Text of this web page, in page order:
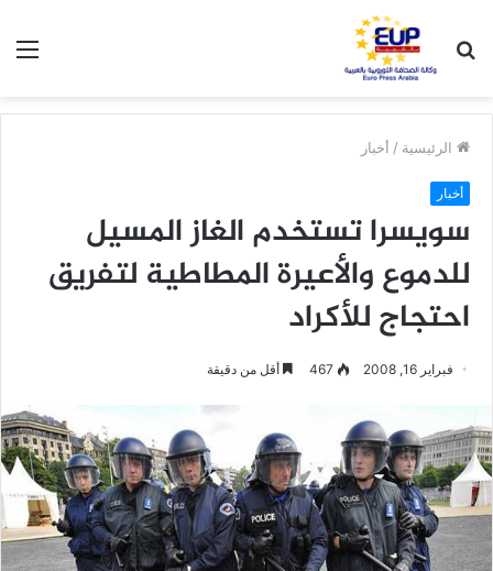
عن
الرئيسية / أخبار
أخبار
سويسرا تستخدم الغاز المسيل
للدموع والأعيرة المطاطية لتفريق
احتجاج للأكراد
فبراير 16, 2008 467 أقل من دقيقة